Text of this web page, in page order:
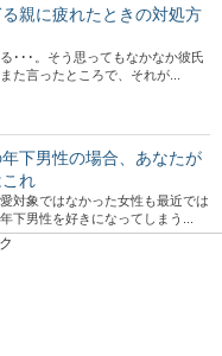
親に疲れたときの対処方
･･･。そう思ってもなかなか彼氏
た言ったところで、それが...
下男性の場合、あなたが
れ
対象ではなかった女性も最近では
下男性を好きになってしまう...